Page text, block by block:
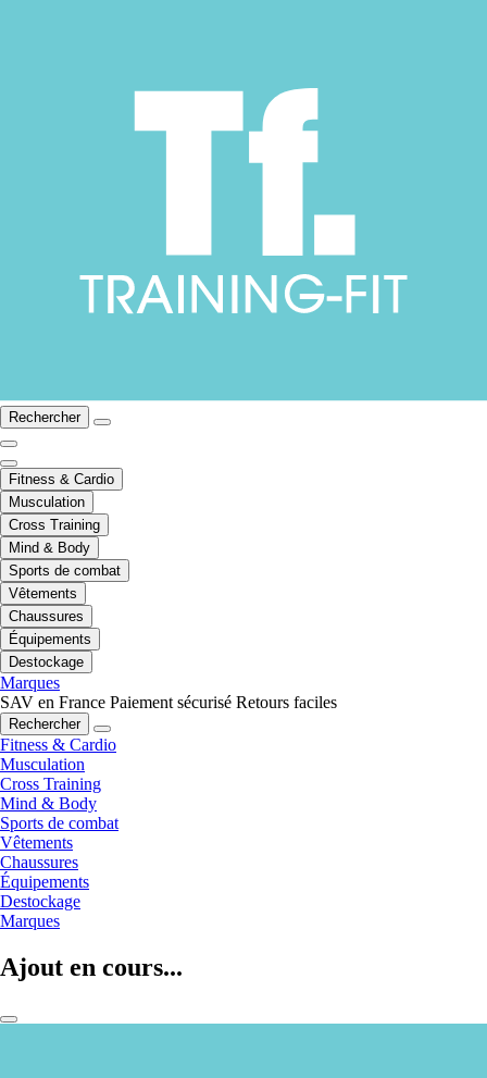
Rechercher
Fitness & Cardio
Musculation
Cross Training
Mind & Body
Sports de combat
Vêtements
Chaussures
Équipements
Destockage
Marques
SAV en France Paiement sécurisé Retours faciles
Rechercher
Fitness & Cardio
Musculation
Cross Training
Mind & Body
Sports de combat
Vêtements
Chaussures
Équipements
Destockage
Marques
Ajout en cours...